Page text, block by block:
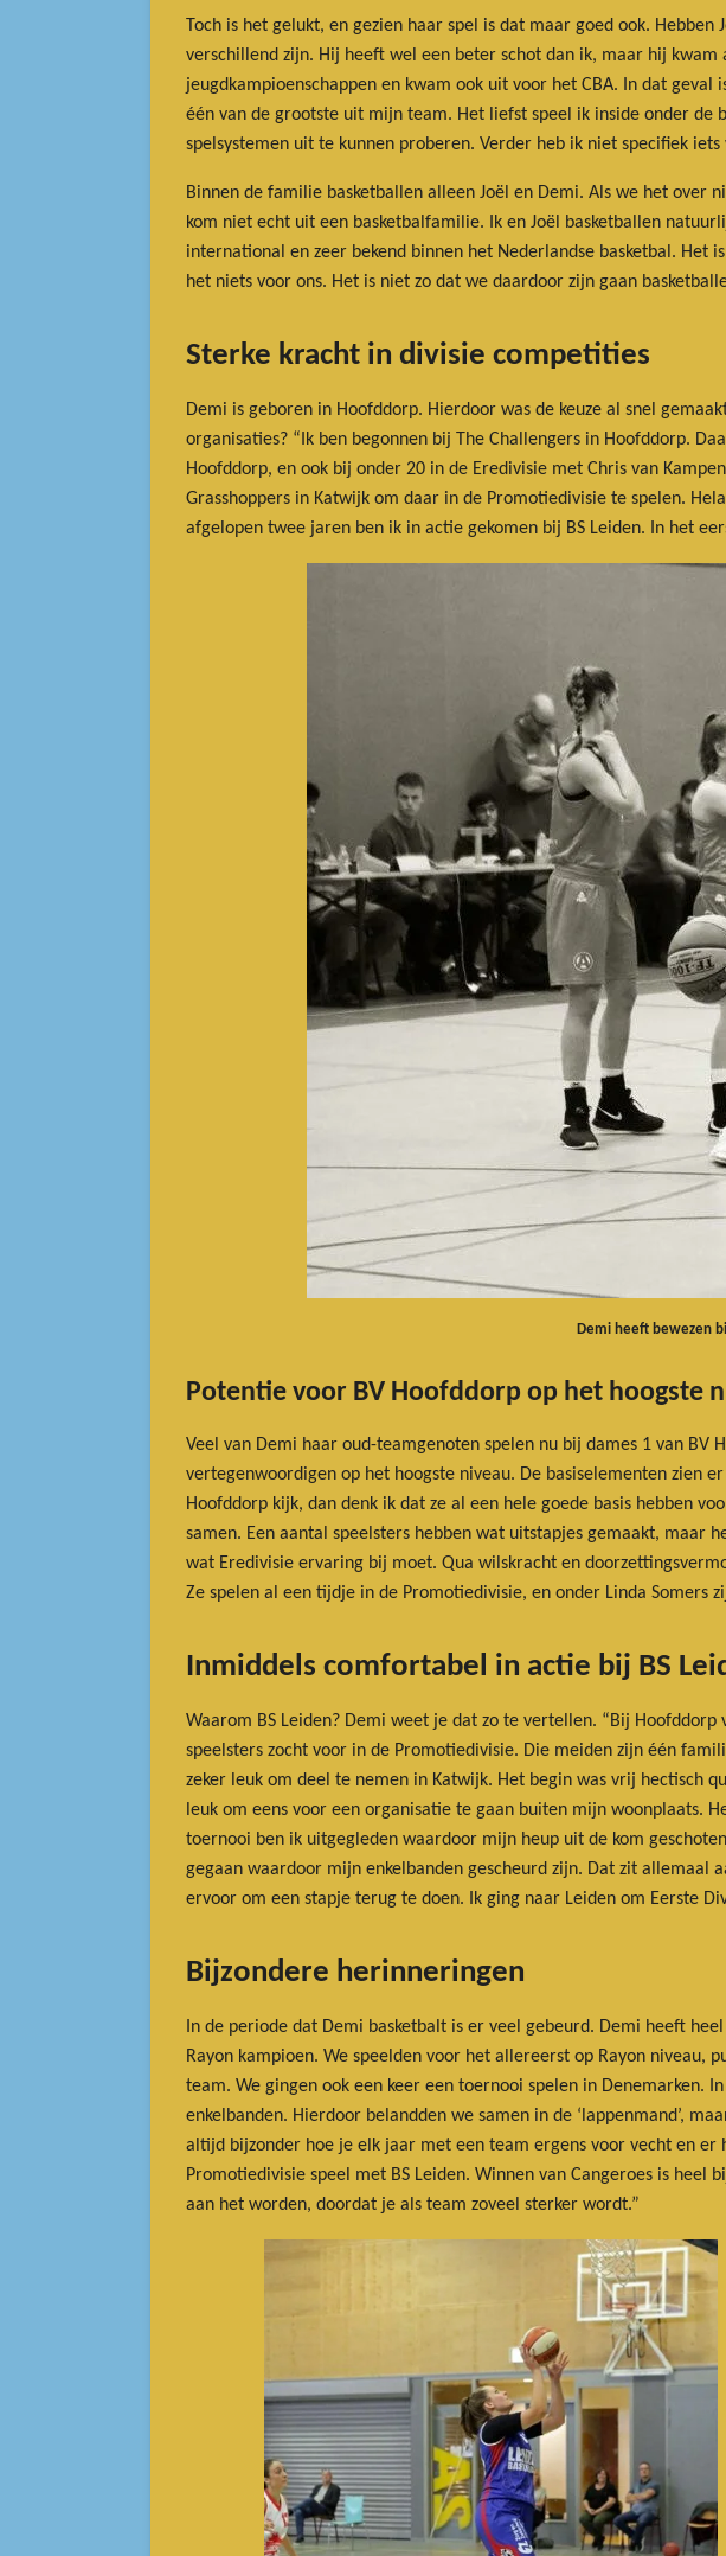
Toch is het gelukt, en gezien haar spel is dat maar goed ook.
verschillend zijn. Hij heeft wel een beter schot dan ik, maar hij
jeugdkampioenschappen en kwam ook uit voor het CBA. In dat
één van de grootste uit mijn team. Het liefst speel ik inside onder
spelsystemen uit te kunnen proberen. Verder heb ik niet specifiek
Binnen de familie basketballen alleen Joël en Demi. Als we het over
kom niet echt uit een basketbalfamilie. Ik en Joël basketballen
international en zeer bekend binnen het Nederlandse basketbal.
het niets voor ons. Het is niet zo dat we daardoor zijn gaan
Sterke kracht in divisie competities
Demi is geboren in Hoofddorp. Hierdoor was de keuze al snel
organisaties? “Ik ben begonnen bij The Challengers in Hoofddorp.
Hoofddorp, en ook bij onder 20 in de Eredivisie met Chris van
Grasshoppers in Katwijk om daar in de Promotiedivisie te spelen.
afgelopen twee jaren ben ik in actie gekomen bij BS Leiden. In het
Demi heeft bewezen
Potentie voor BV Hoofddorp op het hoogste
Veel van Demi haar oud-teamgenoten spelen nu bij dames 1 van
vertegenwoordigen op het hoogste niveau. De basiselementen zien
Hoofddorp kijk, dan denk ik dat ze al een hele goede basis hebben
samen. Een aantal speelsters hebben wat uitstapjes gemaakt, maar
wat Eredivisie ervaring bij moet. Qua wilskracht en
Ze spelen al een tijdje in de Promotiedivisie, en onder Linda Somers
Inmiddels comfortabel in actie bij BS
Waarom BS Leiden? Demi weet je dat zo te vertellen. “Bij
speelsters zocht voor in de Promotiedivisie. Die meiden zijn één
zeker leuk om deel te nemen in Katwijk. Het begin was vrij hectisch
leuk om eens voor een organisatie te gaan buiten mijn woonplaats.
toernooi ben ik uitgegleden waardoor mijn heup uit de kom
gegaan waardoor mijn enkelbanden gescheurd zijn. Dat zit allemaal
ervoor om een stapje terug te doen. Ik ging naar Leiden om Eerste
Bijzondere herinneringen
In de periode dat Demi basketbalt is er veel gebeurd. Demi heeft
Rayon kampioen. We speelden voor het allereerst op Rayon niveau,
team. We gingen ook een keer een toernooi spelen in Denemarken.
enkelbanden. Hierdoor belandden we samen in de ‘lappenmand’,
altijd bijzonder hoe je elk jaar met een team ergens voor vecht en
Promotiedivisie speel met BS Leiden. Winnen van Cangeroes is
aan het worden, doordat je als team zoveel sterker wordt.”